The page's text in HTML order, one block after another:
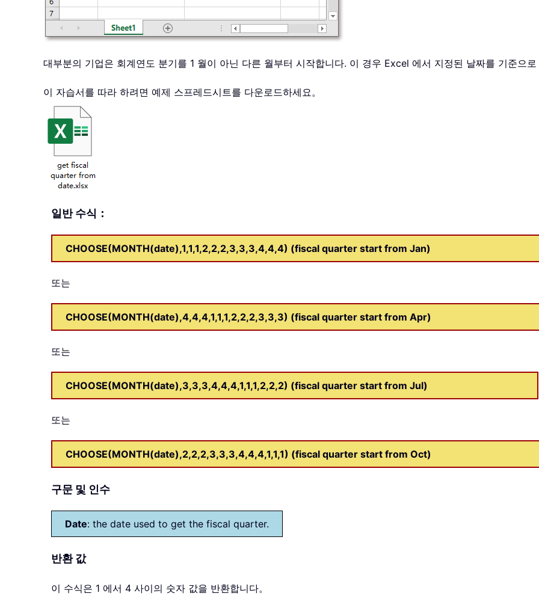
대부분의 기업은 회계연도 분기를 1 월이 아닌 다른 월부터 시작합니다. 이 경우 Excel 에서 지정된 날짜를 기준으
이 자습서를 따라 하려면 예제 스프레드시트를 다운로드하세요。
일반 수식：
CHOOSE(MONTH(date),1,1,1,2,2,2,3,3,3,4,4,4) (fiscal quarter start from Jan)
또는
CHOOSE(MONTH(date),4,4,4,1,1,1,2,2,2,3,3,3) (fiscal quarter start from Apr)
또는
CHOOSE(MONTH(date),3,3,3,4,4,4,1,1,1,2,2,2) (fiscal quarter start from Jul)
또는
CHOOSE(MONTH(date),2,2,2,3,3,3,4,4,4,1,1,1) (fiscal quarter start from Oct)
구문 및 인수
Date: the date used to get the fiscal quarter.
반환 값
이 수식은 1 에서 4 사이의 숫자 값을 반환합니다。